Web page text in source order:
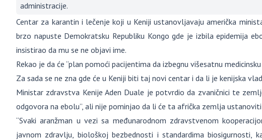
administracije.
Centar za karantin i lečenje koji u Keniji ustanovljavaju američka
brzo napuste Demokratsku Republiku Kongo gde je izbila epidemija
insistirao da mu se ne objavi ime.
Rekao je da će “plan pomoći pacijentima da izbegnu višesatnu medicinsku
Za sada se ne zna gde će u Keniji biti taj novi centar i da li je kenijska
Ministar zdravstva Kenije Aden Duale je potvrdio da zvaničnici te
odgovora na ebolu”, ali nije pominjao da li će ta afrička zemlja
“Svaki aranžman u vezi sa međunarodnom zdravstvenom
javnom zdravlju, biološkoj bezbednosti i standardima biosigurnosti,